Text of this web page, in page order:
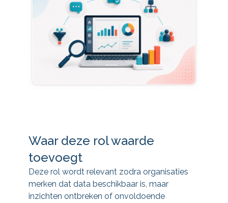
Waar deze rol waarde
toevoegt
Deze rol wordt relevant zodra organisaties
merken dat data beschikbaar is, maar
inzichten ontbreken of onvoldoende